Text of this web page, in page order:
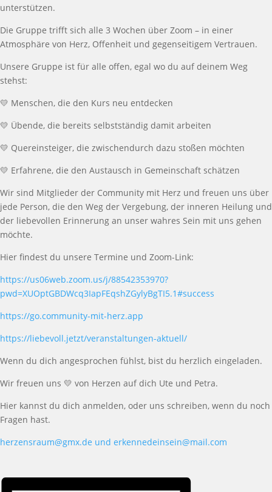
unterstützen.
Die Gruppe trifft sich alle 3 Wochen über Zoom – in einer
Atmosphäre von Herz, Offenheit und gegenseitigem Vertrauen.
Unsere Gruppe ist für alle offen, egal wo du auf deinem Weg
stehst:
💛 Menschen, die den Kurs neu entdecken
💛 Übende, die bereits selbstständig damit arbeiten
💛 Quereinsteiger, die zwischendurch dazu stoßen möchten
💛 Erfahrene, die den Austausch in Gemeinschaft schätzen
Wir sind Mitglieder der Community mit Herz und freuen uns über
jede Person, die den Weg der Vergebung, der inneren Heilung und
der liebevollen Erinnerung an unser wahres Sein mit uns gehen
möchte.
Hier findest du unsere Termine und Zoom-Link:
https://us06web.zoom.us/j/88542353970?
pwd=XUOptGBDWcq3IapFEqshZGylyBgTI5.1#success
https://go.community-mit-herz.app
https://liebevoll.jetzt/veranstaltungen-aktuell/
Wenn du dich angesprochen fühlst, bist du herzlich eingeladen.
Wir freuen uns 💛 von Herzen auf dich Ute und Petra.
Hier kannst du dich anmelden, oder uns schreiben, wenn du noch
Fragen hast.
herzensraum@gmx.de und erkennedeinsein@mail.com